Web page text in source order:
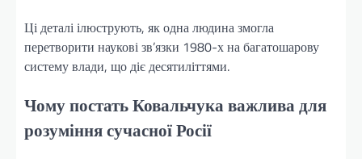
Ці деталі ілюструють, як одна людина змогла
перетворити наукові зв’язки 1980-х на багатошарову
систему влади, що діє десятиліттями.
Чому постать Ковальчука важлива для
розуміння сучасної Росії